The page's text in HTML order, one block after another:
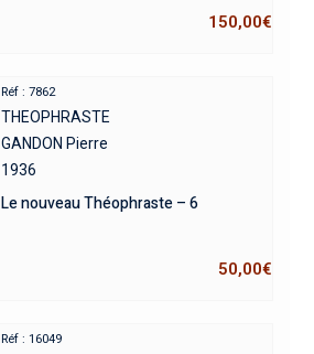
150,00€
Réf : 7862
THEOPHRASTE
GANDON Pierre
1936
Le nouveau Théophraste – 6
50,00€
Réf : 16049